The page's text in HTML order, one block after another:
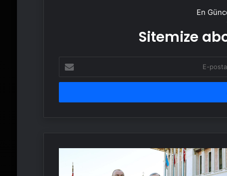
En
Sitemize
posta
adresinizi
Aliyev: